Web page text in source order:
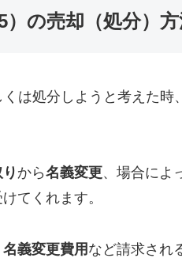
の売却（処分）
は処分しようと考えた時
から名義変更、場合によ
てくれます。
名義変更費用 など請求され